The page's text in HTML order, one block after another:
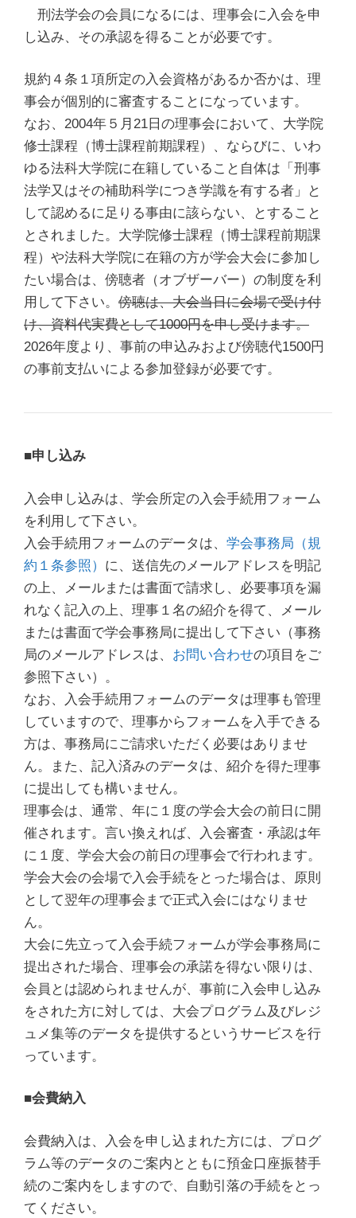
刑法学会の会員になるには、理事会に入会を申
し込み、その承認を得ることが必要です。
規約４条１項所定の入会資格があるか否かは、理
事会が個別的に審査することになっています。
なお、2004年５月21日の理事会において、大学院
修士課程（博士課程前期課程）、ならびに、いわ
ゆる法科大学院に在籍していること自体は「刑事
法学又はその補助科学につき学識を有する者」と
して認めるに足りる事由に該らない、とすること
とされました。大学院修士課程（博士課程前期課
程）や法科大学院に在籍の方が学会大会に参加し
たい場合は、傍聴者（オブザーバー）の制度を利
用して下さい。 傍聴は、大会当日に会場で受け付
け、資料代実費として1000円を申し受けます。
2026年度より、事前の申込みおよび傍聴代1500円
の事前支払いによる参加登録が必要です。
■申し込み
入会申し込みは、学会所定の入会手続用フォーム
を利用して下さい。
入会手続用フォームのデータは、 学会事務局（規
約１条参照） に、送信先のメールアドレスを明記
の上、メールまたは書面で請求し、必要事項を漏
れなく記入の上、理事１名の紹介を得て、メール
または書面で学会事務局に提出して下さい（事務
局のメールアドレスは、 お問い合わせの項目をご
参照下さい）。
なお、入会手続用フォームのデータは理事も管理
していますので、理事からフォームを入手できる
方は、事務局にご請求いただく必要はありませ
ん。また、記入済みのデータは、紹介を得た理事
に提出しても構いません。
理事会は、通常、年に１度の学会大会の前日に開
催されます。言い換えれば、入会審査・承認は年
に１度、学会大会の前日の理事会で行われます。
学会大会の会場で入会手続をとった場合は、原則
として翌年の理事会まで正式入会にはなりませ
ん。
大会に先立って入会手続フォームが学会事務局に
提出された場合、理事会の承諾を得ない限りは、
会員とは認められませんが、事前に入会申し込み
をされた方に対しては、大会プログラム及びレジ
ュメ集等のデータを提供するというサービスを行
っています。
■会費納入
会費納入は、入会を申し込まれた方には、プログ
ラム等のデータのご案内とともに預金口座振替手
続のご案内をしますので、自動引落の手続をとっ
てください。